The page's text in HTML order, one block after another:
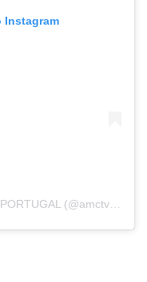
Instagram
Uma publicação partilhada por AMC PORTUGAL (@amctv_pt)